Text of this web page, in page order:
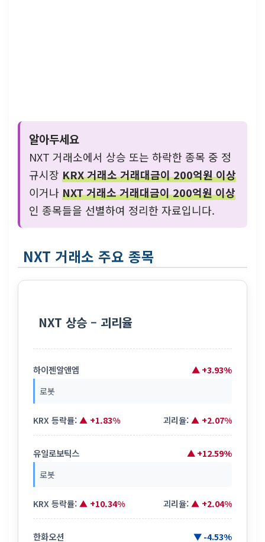
알아두세요
NXT 거래소에서 상승 또는 하락한 종목 중 정
규시장 KRX 거래소 거래대금이 200억원 이상
이거나NXT 거래소 거래대금이 200억원 이상
인 종목들을 선별하여 정리한 자료입니다.
NXT 거래소 주요 종목
NXT 상승 – 괴리율
하이젠알앤엠 ▲ +3.93%
로봇
KRX 등락률: ▲ +1.83% 괴리율: ▲ +2.07%
유일로보틱스 ▲ +12.59%
로봇
KRX 등락률: ▲ +10.34% 괴리율: ▲ +2.04%
한화오션 ▼ -4.53%